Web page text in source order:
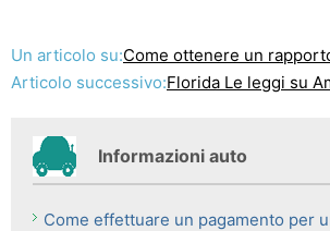
Un articolo su:Come ottenere un
Articolo successivo:Florida Le leggi su
Informazioni auto
Come effettuare un pagamento per